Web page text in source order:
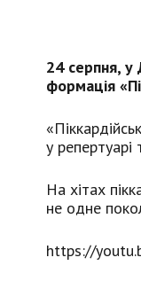
24 серпня, у
формація
у репертуарі
На хітах
не одне
https://